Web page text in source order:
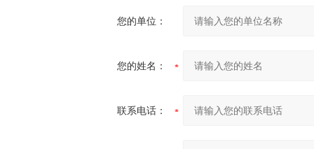
您的单位：
您的姓名：
联系电话：